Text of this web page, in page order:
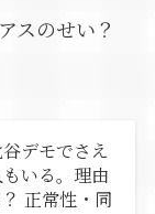
スのせい？
デモでさえ
いる。理由
正常性・同